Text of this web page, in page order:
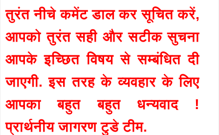
तुरंत नीचे कमेंट डाल कर सूचित करें,
आपको तुरंत सही और सटीक सुचना
आपके इच्छित विषय से सम्बंधित दी
जाएगी. इस तरह के व्यवहार के लिए
आपका बहुत बहुत धन्यवाद !
प्रार्थनीय जागरण टुडे टीम.